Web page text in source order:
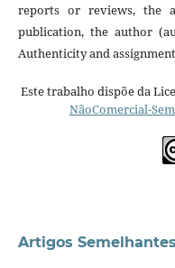
reports or reviews, the
publication, the author
Authenticity and
Este trabalho dispõe da
NãoComercial-
Artigos Semelhantes